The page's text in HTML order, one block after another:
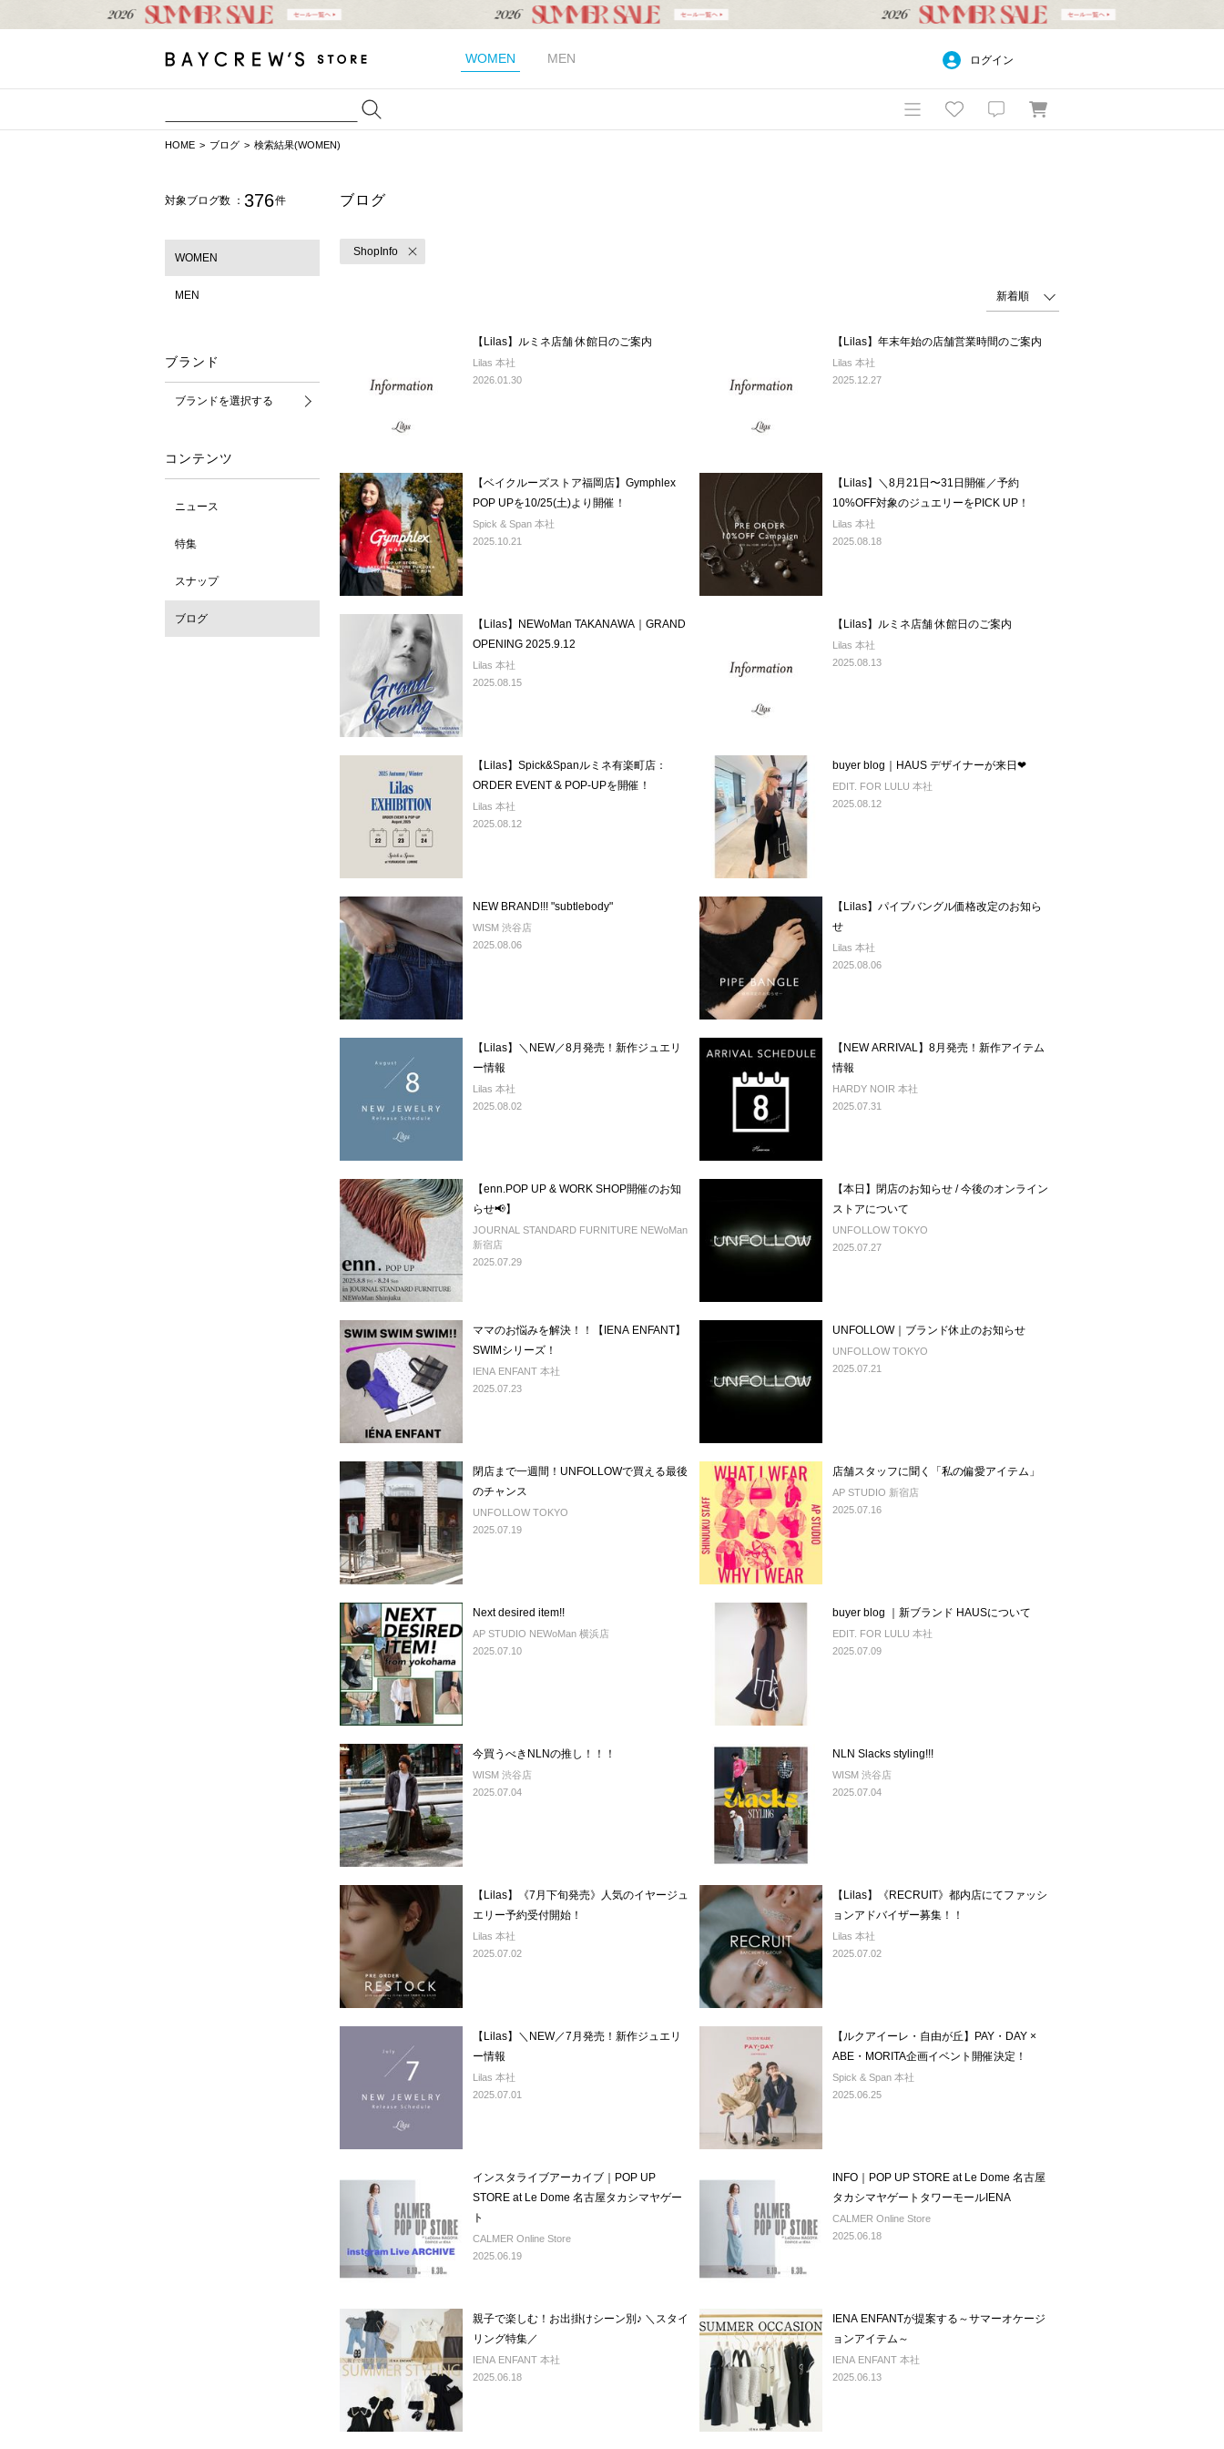
WOMEN MEN ログイン
HOME ブログ 検索結果(WOMEN)
対象ブログ数 ： 376件
WOMEN
MEN
ブランド
ブランドを選択する
コンテンツ
ニュース
特集
スナップ
ブログ
ブログ
ShopInfo
【Lilas】ルミネ店舗 休館日のご案内
Lilas 本社
2026.01.30
【Lilas】年末年始の店舗営業時間のご案内
Lilas 本社
2025.12.27
【ベイクルーズストア福岡店】Gymphlex
POP UPを10/25(土)より開催！
Spick & Span 本社
2025.10.21
【Lilas】＼8月21日〜31日開催／予約
10%OFF対象のジュエリーをPICK UP！
Lilas 本社
2025.08.18
【Lilas】NEWoMan TAKANAWA｜GRAND
OPENING 2025.9.12
Lilas 本社
2025.08.15
【Lilas】ルミネ店舗 休館日のご案内
Lilas 本社
2025.08.13
【Lilas】Spick&Spanルミネ有楽町店：
ORDER EVENT & POP-UPを開催！
Lilas 本社
2025.08.12
buyer blog｜HAUS デザイナーが来日❤︎
EDIT. FOR LULU 本社
2025.08.12
NEW BRAND!!! "subtlebody"
WISM 渋谷店
2025.08.06
【Lilas】パイプバングル価格改定のお知ら
せ
Lilas 本社
2025.08.06
【Lilas】＼NEW／8月発売！新作ジュエリ
ー情報
Lilas 本社
2025.08.02
【NEW ARRIVAL】8月発売！新作アイテム
情報
HARDY NOIR 本社
2025.07.31
【enn.POP UP & WORK SHOP開催のお知
らせ📢】
JOURNAL STANDARD FURNITURE NEWoMan
新宿店
2025.07.29
【本日】閉店のお知らせ / 今後のオンライン
ストアについて
UNFOLLOW TOKYO
2025.07.27
ママのお悩みを解決！！【IENA ENFANT】
SWIMシリーズ！
IENA ENFANT 本社
2025.07.23
UNFOLLOW｜ブランド休止のお知らせ
UNFOLLOW TOKYO
2025.07.21
閉店まで一週間！UNFOLLOWで買える最後
のチャンス
UNFOLLOW TOKYO
2025.07.19
店舗スタッフに聞く「私の偏愛アイテム」
AP STUDIO 新宿店
2025.07.16
Next desired item!!
AP STUDIO NEWoMan 横浜店
2025.07.10
buyer blog ｜新ブランド HAUSについて
EDIT. FOR LULU 本社
2025.07.09
今買うべきNLNの推し！！！
WISM 渋谷店
2025.07.04
NLN Slacks styling!!!
WISM 渋谷店
2025.07.04
【Lilas】《7月下旬発売》人気のイヤージュ
エリー予約受付開始！
Lilas 本社
2025.07.02
【Lilas】《RECRUIT》都内店にてファッシ
ョンアドバイザー募集！！
Lilas 本社
2025.07.02
【Lilas】＼NEW／7月発売！新作ジュエリ
ー情報
Lilas 本社
2025.07.01
【ルクアイーレ・自由が丘】PAY・DAY ×
ABE・MORITA企画イベント開催決定！
Spick & Span 本社
2025.06.25
インスタライブアーカイブ｜POP UP
STORE at Le Dome 名古屋タカシマヤゲー
ト
CALMER Online Store
2025.06.19
INFO｜POP UP STORE at Le Dome 名古屋
タカシマヤゲートタワーモールIENA
CALMER Online Store
2025.06.18
親子で楽しむ！お出掛けシーン別♪ ＼スタイ
リング特集／
IENA ENFANT 本社
2025.06.18
IENA ENFANTが提案する～サマーオケージ
ョンアイテム～
IENA ENFANT 本社
2025.06.13